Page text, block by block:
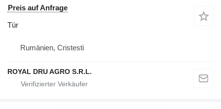
Preis auf Anfrage
Tür
Rumänien, Cristesti
ROYAL DRU AGRO S.R.L.